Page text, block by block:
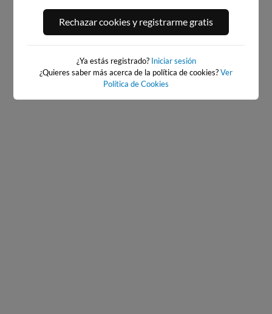
CALA DELS LLENGUADETS,
1km · Salou
PUNTA PRIMA, SALOU
0.0 m CHOPI
Rechazar cookies y registrarme gratis
¿Ya estás registrado? Iniciar sesión
¿Quieres saber más acerca de la política de cookies?Ver
Política de Cookies